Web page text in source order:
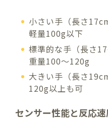
小さい手（長さ
軽量100g以下
標準的な手（長さ
重量100～120g
大きい手（長さ
120g以上も可
センサー性能と反応